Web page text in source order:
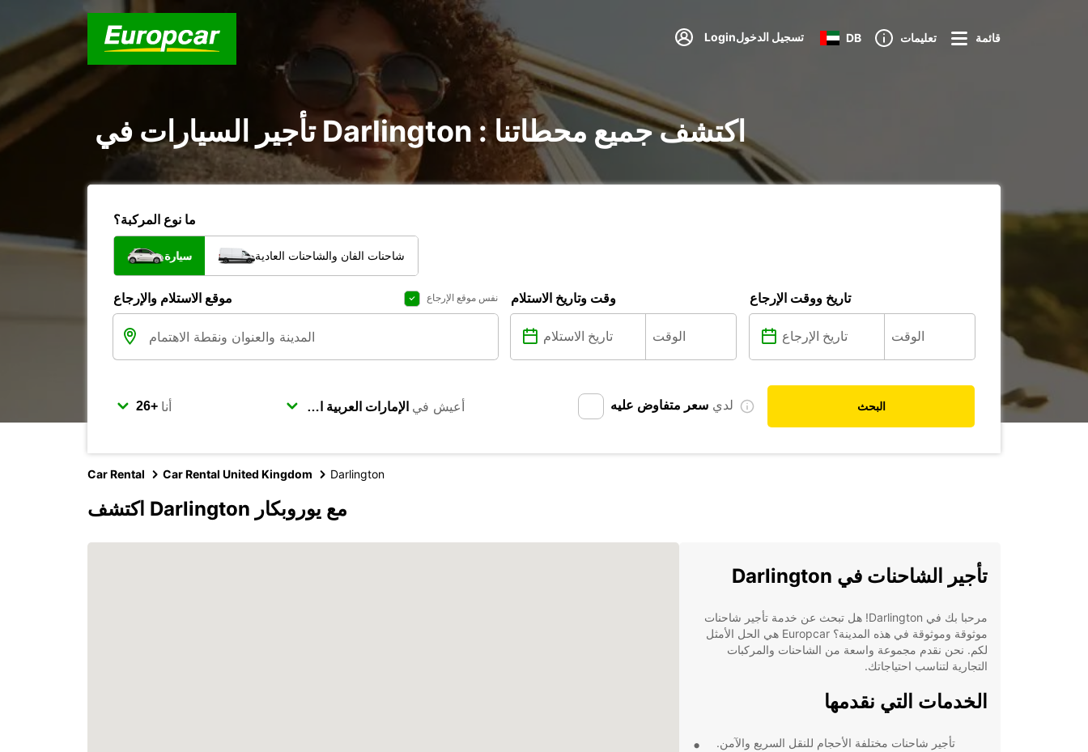
Loginتسجيل الدخول DB تعليمات قائمة
تأجير السيارات في Darlington : اكتشف جميع محطاتنا
ما نوع المركبة؟
سيارة شاحنات الفان والشاحنات العادية
موقع الاستلام والإرجاع نفس موقع الإرجاع وقت وتاريخ الاستلام تاريخ ووقت الإرجاع
أنا أعيش في لدي سعر متفاوض عليه البحث
Car Rental Car Rental United Kingdom Darlington
اكتشف Darlington مع يوروبكار
تأجير الشاحنات في Darlington
مرحبا بك في Darlington! هل تبحث عن خدمة تأجير شاحنات
موثوقة وموثوقة في هذه المدينة؟ Europcar هي الحل الأمثل
لكم. نحن نقدم مجموعة واسعة من الشاحنات والمركبات
التجارية لتناسب احتياجاتك.
الخدمات التي نقدمها
تأجير شاحنات مختلفة الأحجام للنقل السريع والآمن.